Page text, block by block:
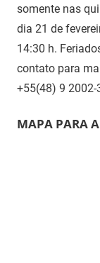
somente nas
dia 21 de
14:30 h.
contato para
+55(48) 9
MAPA PARA A